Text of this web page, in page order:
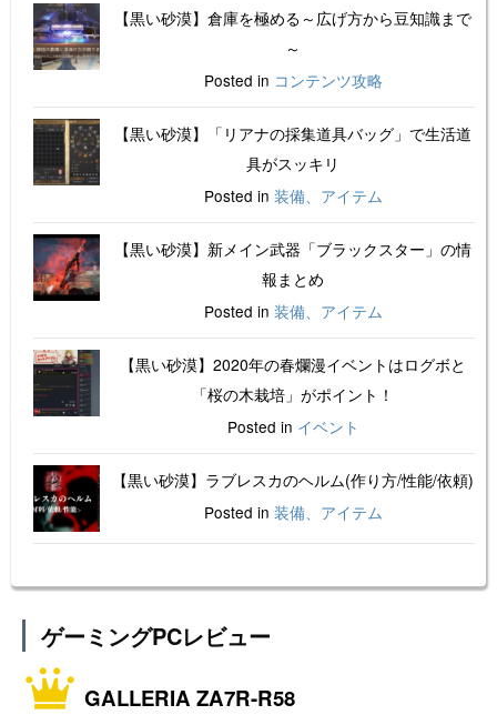
【黒い砂漠】倉庫を極める～広げ方から豆知識まで
～
Posted in コンテンツ攻略
【黒い砂漠】「リアナの採集道具バッグ」で生活道
具がスッキリ
Posted in 装備、アイテム
【黒い砂漠】新メイン武器「ブラックスター」の情
報まとめ
Posted in 装備、アイテム
【黒い砂漠】2020年の春爛漫イベントはログボと
「桜の木栽培」がポイント！
Posted in イベント
【黒い砂漠】ラブレスカのヘルム(作り方/性能/依頼)
Posted in 装備、アイテム
ゲーミングPCレビュー
GALLERIA ZA7R-R58